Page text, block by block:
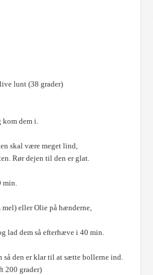
lunt (38 grader)
kom dem i.
skal være meget lind,
Rør dejen til den er glat.
min.
eller Olie på hænderne,
lad dem så efterhæve i 40 min.
så den er klar til at sætte bollerne ind.
200 grader)